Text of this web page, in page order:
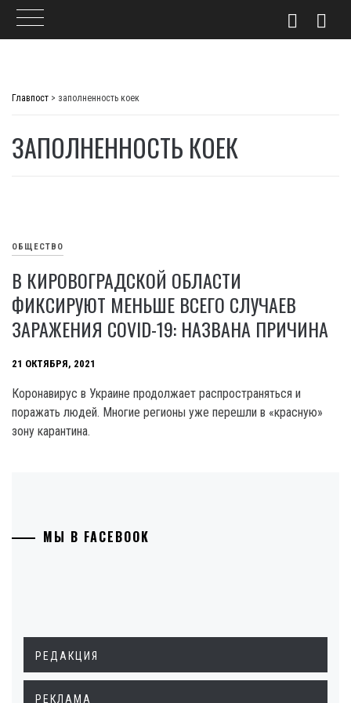
Главпост > заполненность коек
ЗАПОЛНЕННОСТЬ КОЕК
ОБЩЕСТВО
В КИРОВОГРАДСКОЙ ОБЛАСТИ
ФИКСИРУЮТ МЕНЬШЕ ВСЕГО СЛУЧАЕВ
ЗАРАЖЕНИЯ COVID-19: НАЗВАНА ПРИЧИНА
21 ОКТЯБРЯ, 2021
Коронавирус в Украине продолжает распространяться и
поражать людей. Многие регионы уже перешли в «красную»
зону карантина.
МЫ В FACEBOOK
РЕДАКЦИЯ
РЕКЛАМА